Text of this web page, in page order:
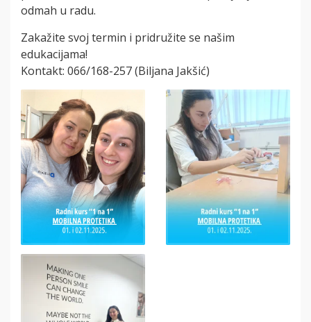
odmah u radu.
Zakažite svoj termin i pridružite se našim
edukacijama!
Kontakt: 066/168-257 (Biljana Jakšić)